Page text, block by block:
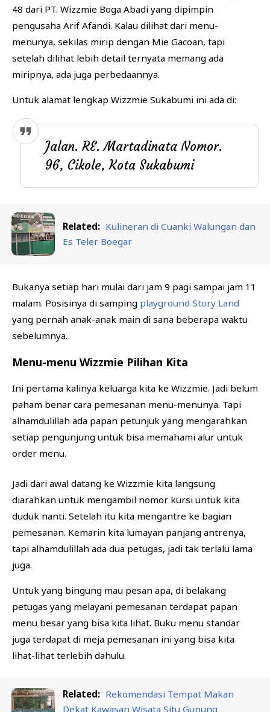
48 dari PT. Wizzmie Boga Abadi yang dipimpin
pengusaha Arif Afandi. Kalau dilihat dari menu-
menunya, sekilas mirip dengan Mie Gacoan, tapi
setelah dilihat lebih detail ternyata memang ada
miripnya, ada juga perbedaannya.
Untuk alamat lengkap Wizzmie Sukabumi ini ada di:
Jalan. RE. Martadinata Nomor.
96, Cikole, Kota Sukabumi
Related: Kulineran di Cuanki Walungan dan
Es Teler Boegar
Bukanya setiap hari mulai dari jam 9 pagi sampai jam 11
malam. Posisinya di samping playground Story Land
yang pernah anak-anak main di sana beberapa waktu
sebelumnya.
Menu-menu Wizzmie Pilihan Kita
Ini pertama kalinya keluarga kita ke Wizzmie. Jadi belum
paham benar cara pemesanan menu-menunya. Tapi
alhamdulillah ada papan petunjuk yang mengarahkan
setiap pengunjung untuk bisa memahami alur untuk
order menu.
Jadi dari awal datang ke Wizzmie kita langsung
diarahkan untuk mengambil nomor kursi untuk kita
duduk nanti. Setelah itu kita mengantre ke bagian
pemesanan. Kemarin kita lumayan panjang antrenya,
tapi alhamdulillah ada dua petugas, jadi tak terlalu lama
juga.
Untuk yang bingung mau pesan apa, di belakang
petugas yang melayani pemesanan terdapat papan
menu besar yang bisa kita lihat. Buku menu standar
juga terdapat di meja pemesanan ini yang bisa kita
lihat-lihat terlebih dahulu.
Related: Rekomendasi Tempat Makan
Dekat Kawasan Wisata Situ Gunung